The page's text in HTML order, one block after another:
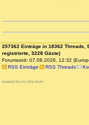
257362 Einträge in 18362 Threads,
registrierte, 3228 Gäste)
Forumszeit: 07.08.2026, 12:32
RSS Einträge
RSS Threads
powered by my little forum